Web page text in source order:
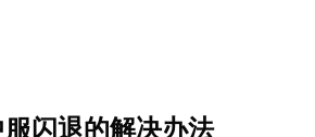
闪退的解决办法